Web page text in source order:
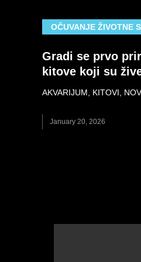
OČUVANJE ŽIVOTNE
Gradi se prvo
kitove koji su
AKVARIJUM KITOVI
January 20, 2026